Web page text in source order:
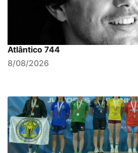
Atlântico 744
8/08/2026